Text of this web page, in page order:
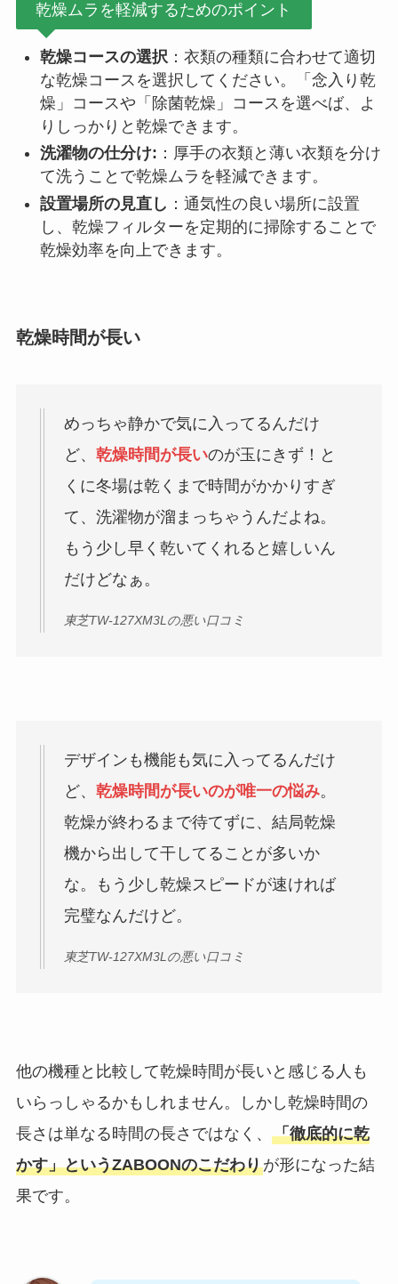
乾燥ムラを軽減するためのポイント
乾燥コースの選択 ：衣類の種類に合わせて適切
な乾燥コースを選択してください。「念入り乾
燥」コースや「除菌乾燥」コースを選べば、よ
りしっかりと乾燥できます。
洗濯物の仕分け: ：厚手の衣類と薄い衣類を分け
て洗うことで乾燥ムラを軽減できます。
設置場所の見直し ：通気性の良い場所に設置
し、乾燥フィルターを定期的に掃除することで
乾燥効率を向上できます。
乾燥時間が長い
めっちゃ静かで気に入ってるんだけ
ど、 乾燥時間が長いのが玉にきず！と
くに冬場は乾くまで時間がかかりすぎ
て、洗濯物が溜まっちゃうんだよね。
もう少し早く乾いてくれると嬉しいん
だけどなぁ。
東芝TW-127XM3Lの悪い口コミ
デザインも機能も気に入ってるんだけ
ど、 乾燥時間が長いのが唯一の悩み。
乾燥が終わるまで待てずに、結局乾燥
機から出して干してることが多いか
な。もう少し乾燥スピードが速ければ
完璧なんだけど。
東芝TW-127XM3Lの悪い口コミ
他の機種と比較して乾燥時間が長いと感じる人も
いらっしゃるかもしれません。しかし乾燥時間の
長さは単なる時間の長さではなく、 「徹底的に乾
かす」というZABOONのこだわりが形になった結
果です。